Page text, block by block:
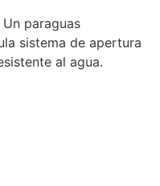
paraguas
sistema de apertura
al agua.